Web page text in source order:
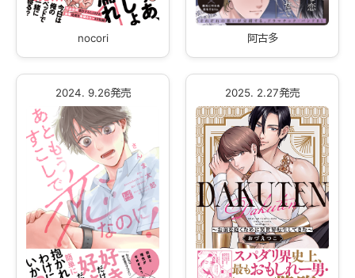
nocori 阿古多
2024. 9.26発売 2025. 2.27発売